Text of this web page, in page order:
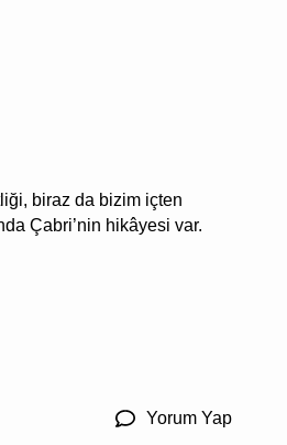
biraz da bizim içten
Çabri’nin hikâyesi var.
Yorum Yap